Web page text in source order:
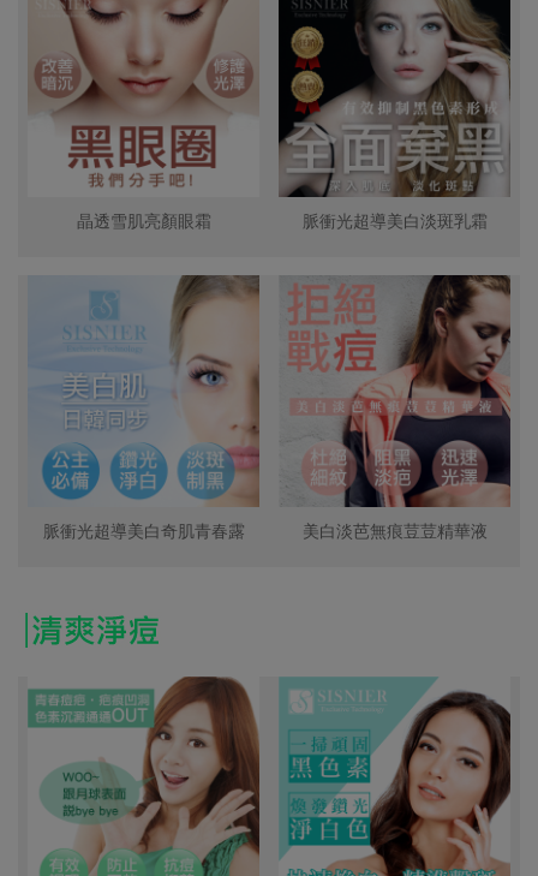
晶透雪肌亮顏眼霜 脈衝光超導美白淡斑乳霜
脈衝光超導美白奇肌青春露 美白淡芭無痕荳荳精華液